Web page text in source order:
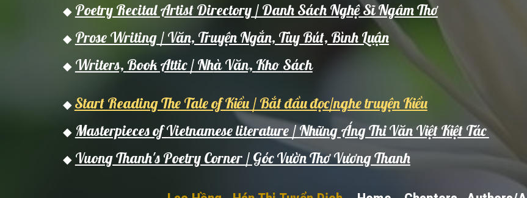
◆ Poetry Recital Artist Directory / Danh Sách Nghệ Sĩ Ngâm Thơ
◆ Prose Writing / Văn, Truyện Ngắn, Tùy Bút, Bình Luận
◆ Writers, Book Attic / Nhà Văn, Kho Sách
◆ Start Reading The Tale of Kiều / Bắt đầu đọc/nghe truyện Kiều
◆ Masterpieces of Vietnamese literature / Những Áng Thi Văn Việt Kiệt Tác
◆ Vuong Thanh's Poetry Corner / Góc Vườn Thơ Vương Thanh